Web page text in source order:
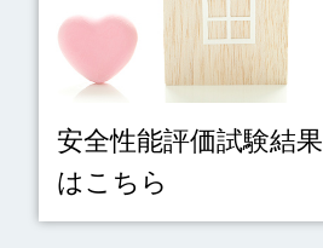
安全性能評価試験結果
はこちら